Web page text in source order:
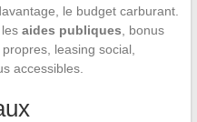
le budget carburant.
aides publiques , bonus
leasing social,
accessibles.